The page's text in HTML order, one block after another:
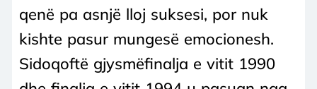
qenë pa asnjë lloj suksesi, por nuk
kishte pasur mungesë emocionesh.
Sidoqoftë gjysmëfinalja e vitit 1990